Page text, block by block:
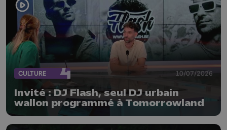
CULTURE 10/07/2026
Invité : DJ Flash, seul DJ urbain
wallon programmé à Tomorrowland